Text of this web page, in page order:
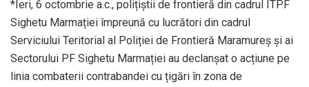
*Ieri, 6 octombrie a.c., polițiștii de frontieră din cadrul ITPF
Sighetu Marmației împreună cu lucrători din cadrul
Serviciului Teritorial al Poliției de Frontieră Maramureș și ai
Sectorului PF Sighetu Marmației au declanșat o acțiune pe
linia combaterii contrabandei cu țigări în zona de